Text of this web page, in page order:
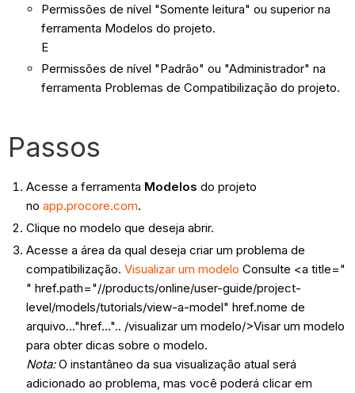
Permissões de nível "Somente leitura" ou superior na
ferramenta Modelos do projeto.
E
Permissões de nível "Padrão" ou "Administrador" na
ferramenta Problemas de Compatibilização do projeto.
Passos
Acesse a ferramenta Modelos do projeto
no app.procore.com.
Clique no modelo que deseja abrir.
Acesse a área da qual deseja criar um problema de
compatibilização. Visualizar um modelo Consulte <a title="
" href.path="//products/online/user-guide/project-
level/models/tutorials/view-a-model" href.nome de
arquivo..."href...".. /visualizar um modelo/>Visar um modelo
para obter dicas sobre o modelo.
Nota:O instantâneo da sua visualização atual será
adicionado ao problema, mas você poderá clicar em